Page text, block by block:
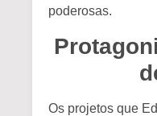
poderosas.
Os projetos que